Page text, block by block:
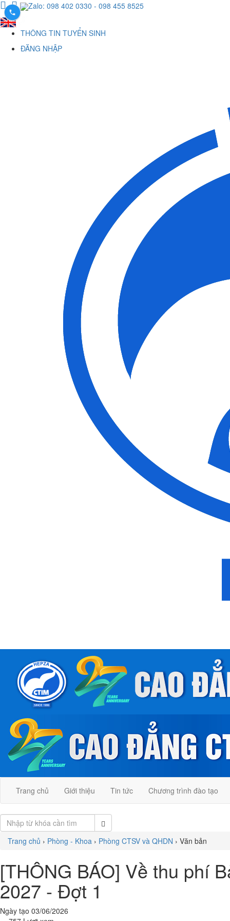
Zalo: 098 402 0330 - 098 455 8525
THÔNG TIN TUYỂN SINH
ĐĂNG NHẬP
Trang chủ Giới thiệu Tin tức Chương trình đào tạo
Trang chủ › Phòng - Khoa › Phòng CTSV và QHDN › Văn bản
[THÔNG BÁO] Về thu phí
2027 - Đợt 1
Ngày tạo 03/06/2026